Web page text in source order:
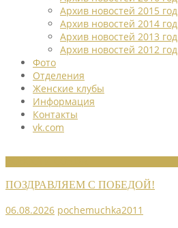
Архив новостей 2015 год
Архив новостей 2014 год
Архив новостей 2013 год
Архив новостей 2012 год
Фото
Отделения
Женские клубы
Информация
Контакты
vk.com
ПОЗДРАВЛЯЕМ С ПОБЕДОЙ!
06.08.2026 pochemuchka2011